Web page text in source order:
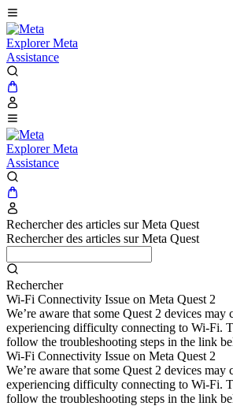
Explorer Meta
Assistance
Explorer Meta
Assistance
Rechercher des articles sur Meta Quest
Rechercher des articles sur Meta Quest
Rechercher
Wi-Fi Connectivity Issue on Meta Quest 2
We’re aware that some Quest 2 devices may
experiencing difficulty connecting to Wi-Fi.
follow the troubleshooting steps in the link
Wi-Fi Connectivity Issue on Meta Quest 2
We’re aware that some Quest 2 devices may
experiencing difficulty connecting to Wi-Fi.
follow the troubleshooting steps in the link